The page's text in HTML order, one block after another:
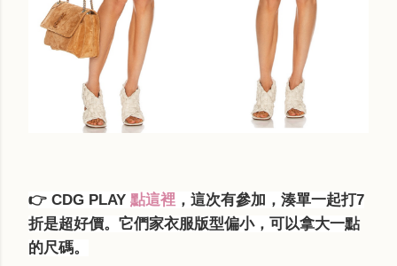
👉 CDG PLAY 點這裡 ，這次有參加，湊單一起打7
折是超好價。它們家衣服版型偏小，可以拿大一點
的尺碼。